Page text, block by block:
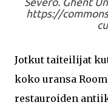
https://
Jotkut taiteilijat
koko uransa
restauroiden